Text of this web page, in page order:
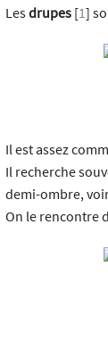
Lesdrupes [1]
Il est assez
Il recherche
demi-ombre,
On le rencontre